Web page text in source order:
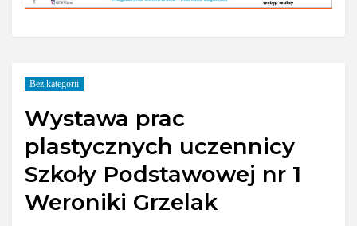
Bez kategorii
Wystawa prac
plastycznych uczennicy
Szkoły Podstawowej nr 1
Weroniki Grzelak